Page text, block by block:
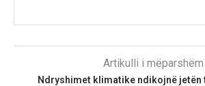
Artikulli i mëparshëm
Ndryshimet klimatike ndikojnë jetën